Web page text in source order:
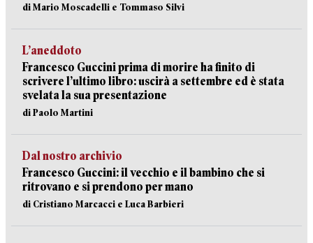
di Mario Moscadelli e Tommaso Silvi
L’aneddoto
Francesco Guccini prima di morire ha finito di
scrivere l’ultimo libro: uscirà a settembre ed è stata
svelata la sua presentazione
di Paolo Martini
Dal nostro archivio
Francesco Guccini: il vecchio e il bambino che si
ritrovano e si prendono per mano
di Cristiano Marcacci e Luca Barbieri